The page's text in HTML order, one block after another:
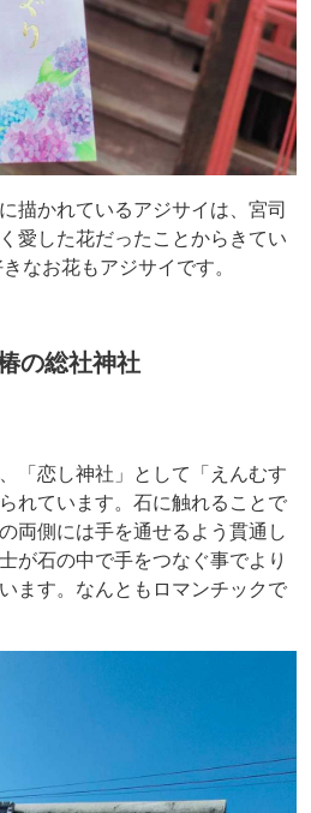
描かれているアジサイは、宮司
愛した花だったことからきてい
なお花もアジサイです。
の総社神社
「恋し神社」として「えんむす
れています。石に触れることで
両側には手を通せるよう貫通し
が石の中で手をつなぐ事でより
ます。なんともロマンチックで